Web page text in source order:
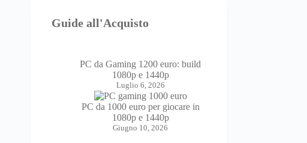
Guide all'Acquisto
PC da Gaming 1200 euro: build
1080p e 1440p
Luglio 6, 2026
PC da 1000 euro per giocare in
1080p e 1440p
Giugno 10, 2026